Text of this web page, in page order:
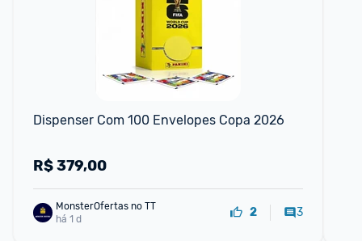
Dispenser Com 100 Envelopes Copa 2026
R$379,00
MonsterOfertas no TT
há 1 d
2 3